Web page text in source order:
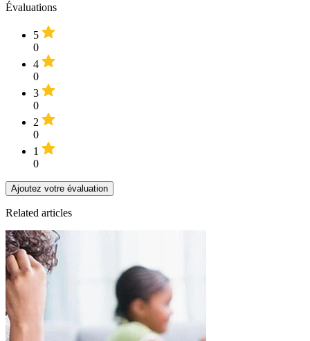
Évaluations
5
0
4
0
3
0
2
0
1
0
Ajoutez votre évaluation
Related articles